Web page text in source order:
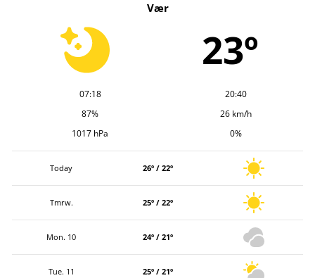
Vær
23º
07:18
20:40
87%
26 km/h
1017 hPa
0%
Today 26º / 22º
Tmrw. 25º / 22º
Mon. 10 24º / 21º
Tue. 11 25º / 21º